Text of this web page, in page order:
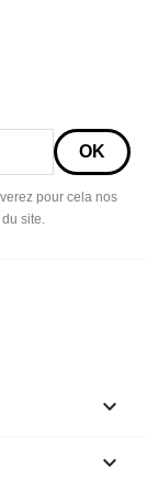
pour cela nos
site.

